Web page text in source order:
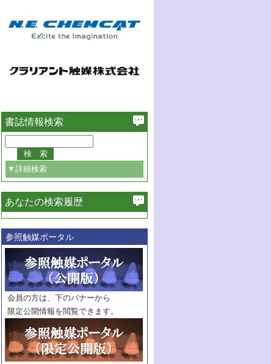
書誌情報検索
▼詳細検索
必ず含む
巻・号指定
巻
号
範囲指定
巻
号～
巻
号
触媒年鑑
年度
記事種別
マーク：
マークあり
あなたの検索履歴
参照触媒ポータル
会員の方は、下のバナーから
限定公開情報を閲覧できます。